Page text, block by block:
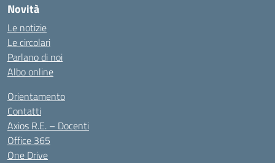
Novità
Le notizie
Le circolari
Parlano di noi
Albo online
Orientamento
Contatti
Axios R.E. – Docenti
Office 365
One Drive